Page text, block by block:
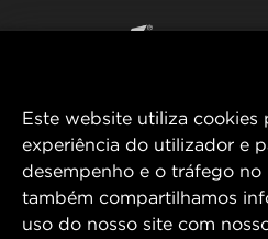
CONTACTE NOS
MANN+HUMMEL FT Poland
ul. Wrocławska 145,
63-800 GOSTYŃ, POLAND
Este website utiliza cookies
experiência do utilizador e
desempenho e o tráfego no
também compartilhamos
uso do nosso site com